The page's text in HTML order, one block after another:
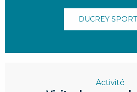
DUCREY
Activité